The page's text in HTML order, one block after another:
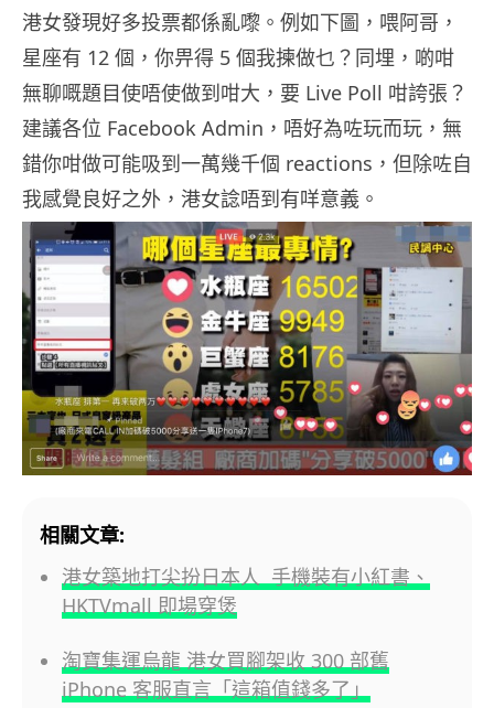
港女發現好多投票都係亂嚟。例如下圖，喂阿哥，
星座有 12 個，你畀得 5 個我揀做乜？同埋，啲咁
無聊嘅題目使唔使做到咁大，要 Live Poll 咁誇張？
建議各位 Facebook Admin，唔好為咗玩而玩，無
錯你咁做可能吸到一萬幾千個 reactions，但除咗自
我感覺良好之外，港女諗唔到有咩意義。
相關文章:
港女築地打尖扮日本人 手機裝有小紅書、
HKTVmall 即場穿煲
淘寶集運烏龍 港女買腳架收 300 部舊
iPhone 客服直言「這箱值錢多了」